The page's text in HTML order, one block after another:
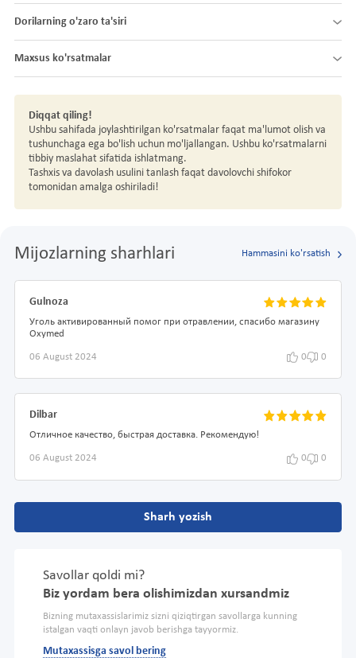
Dorilarning o'zaro ta'siri
Maxsus ko'rsatmalar
Diqqat qiling!
Ushbu sahifada joylashtirilgan ko'rsatmalar faqat ma'lumot olish va
tushunchaga ega bo'lish uchun mo'ljallangan. Ushbu ko'rsatmalarni
tibbiy maslahat sifatida ishlatmang.
Tashxis va davolash usulini tanlash faqat davolovchi shifokor
tomonidan amalga oshiriladi!
Mijozlarning sharhlari Hammasini ko'rsatish
Gulnoza
Уголь активированный помог при отравлении, спасибо магазину
Oxymed
06 August 2024 0 0
Dilbar
Отличное качество, быстрая доставка. Рекомендую!
06 August 2024 0 0
Sharh yozish
Savollar qoldi mi?
Biz yordam bera olishimizdan xursandmiz
Bizning mutaxassislarimiz sizni qiziqtirgan savollarga kunning
istalgan vaqti onlayn javob berishga tayyormiz.
Mutaxassisga savol bering